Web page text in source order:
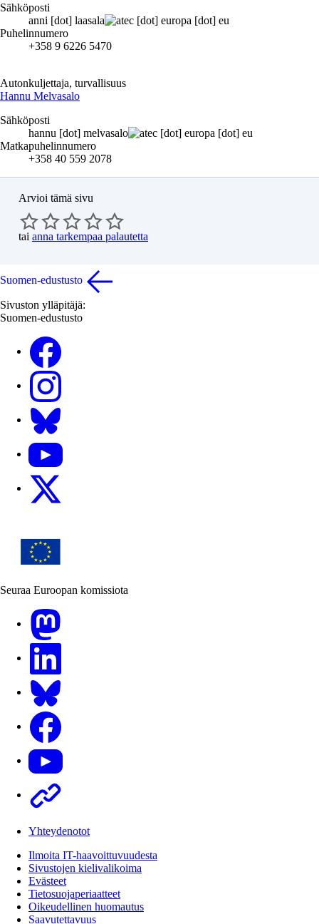
Sähköposti
anni [dot] laasala ec [dot] europa [dot] eu
Puhelinnumero
+358 9 6226 5470
Autonkuljettaja, turvallisuus
Hannu Melvasalo
Sähköposti
hannu [dot] melvasalo ec [dot] europa [dot] eu
Matkapuhelinnumero
+358 40 559 2078
Arvioi tämä sivu
tai anna tarkempaa palautetta
Suomen-edustusto
Sivuston ylläpitäjä:
Suomen-edustusto
Seuraa Euroopan komissiota
Yhteydenotot
Ilmoita IT-haavoittuvuudesta
Sivustojen kielivalikoima
Evästeet
Tietosuojaperiaatteet
Oikeudellinen huomautus
Saavutettavuus